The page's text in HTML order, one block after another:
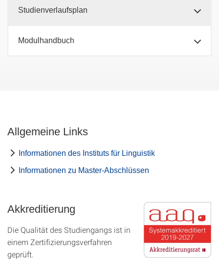
Studienverlaufsplan
Modulhandbuch
Allgemeine Links
Informationen des Instituts für Linguistik
Informationen zu Master-Abschlüssen
Akkreditierung
Die Qualität des Studien­gangs ist in
einem Zer­ti­fizier­ungs­ver­fahren
geprüft.